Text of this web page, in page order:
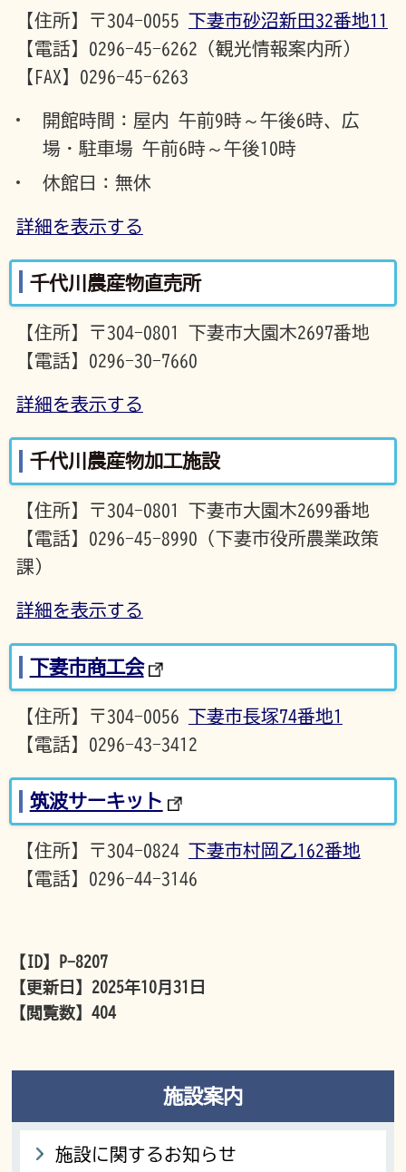
【住所】〒304-0055 下妻市砂沼新田32番地11
【電話】0296-45-6262（観光情報案内所）
【FAX】0296-45-6263
開館時間：屋内 午前9時～午後6時、広
場・駐車場 午前6時～午後10時
休館日：無休
詳細を表示する
千代川農産物直売所
【住所】〒304-0801 下妻市大園木2697番地
【電話】0296-30-7660
詳細を表示する
千代川農産物加工施設
【住所】〒304-0801 下妻市大園木2699番地
【電話】0296-45-8990（下妻市役所農業政策
課）
詳細を表示する
下妻市商工会
【住所】〒304-0056 下妻市長塚74番地1
【電話】0296-43-3412
筑波サーキット
【住所】〒304-0824 下妻市村岡乙162番地
【電話】0296-44-3146
【ID】
P-8207
【更新日】 2025年10月31日
【閲覧数】404
施設案内
施設に関するお知らせ